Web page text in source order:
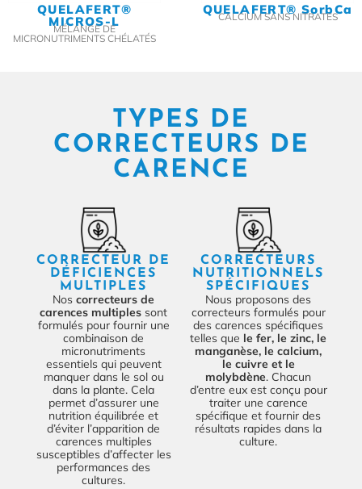
QUELAFERT®
MICROS-L
MÉLANGE DE
MICRONUTRIMENTS CHÉLATÉS
QUELAFERT® SorbCa
CALCIUM SANS NITRATES
TYPES DE
CORRECTEURS DE
CARENCE
CORRECTEUR DE
DÉFICIENCES
MULTIPLES
Noscorrecteurs de
carences multiples sont
formulés pour fournir une
combinaison de
micronutriments
essentiels qui peuvent
manquer dans le sol ou
dans la plante. Cela
permet d’assurer une
nutrition équilibrée et
d’éviter l’apparition de
carences multiples
susceptibles d’affecter les
performances des
cultures.
CORRECTEURS
NUTRITIONNELS
SPÉCIFIQUES
Nous proposons des
correcteurs formulés pour
des carences spécifiques
telles que le fer, le zinc, le
manganèse, le calcium,
le cuivre et le
molybdène. Chacun
d’entre eux est conçu pour
traiter une carence
spécifique et fournir des
résultats rapides dans la
culture.